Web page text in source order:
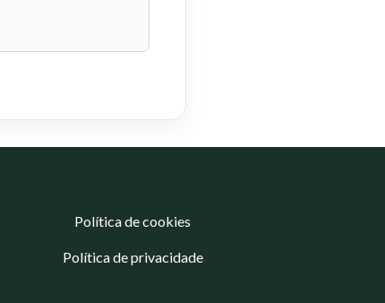
Política de cookies
Política de privacidade